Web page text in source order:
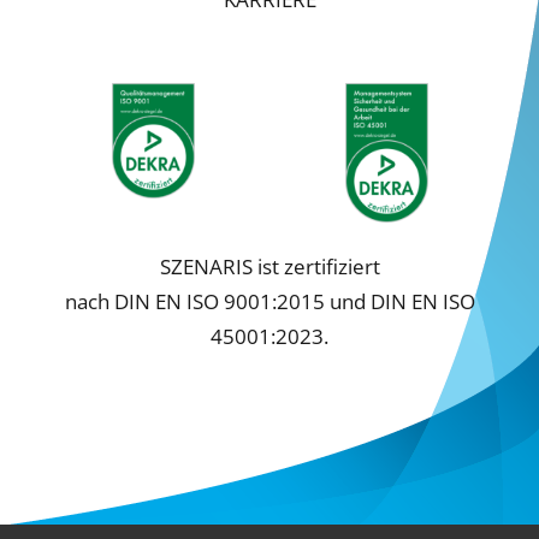
SZENARIS ist zertifiziert
nach DIN EN ISO 9001:2015 und DIN EN ISO
45001:2023.